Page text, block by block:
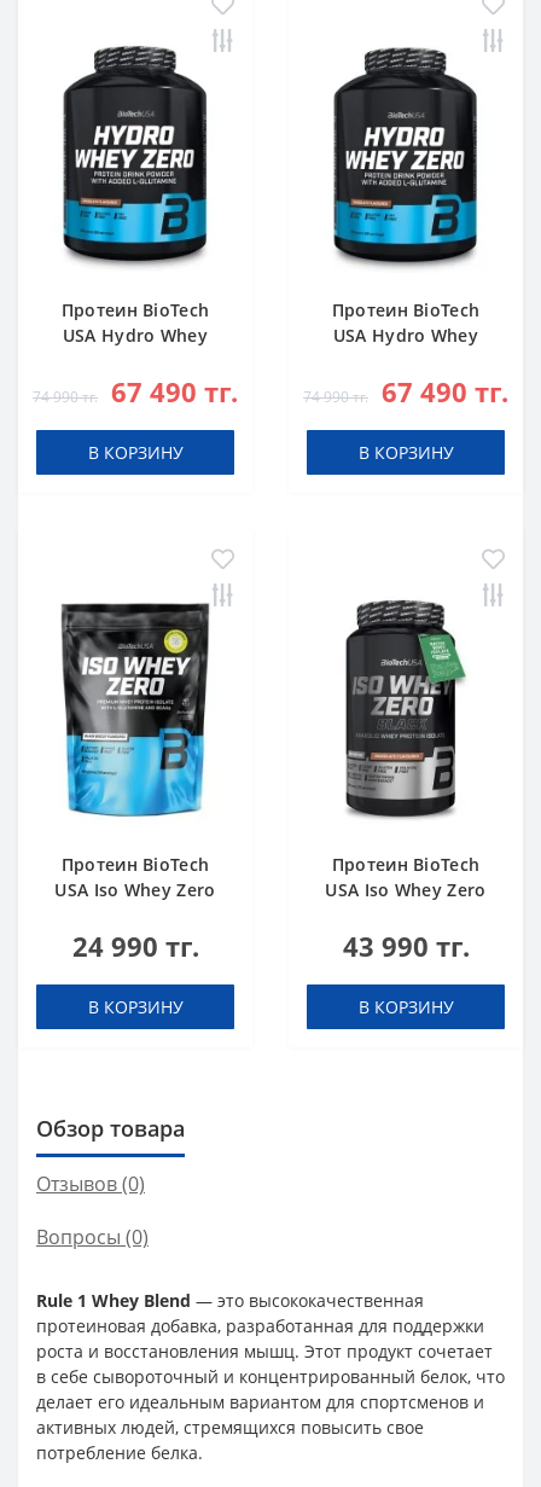
Протеин BioTech
USA Hydro Whey
g
74 990 тг. 67 490 тг.
В КОРЗИНУ
Протеин BioTech
USA Hydro Whey
74 990 тг. 67 490 тг.
В КОРЗИНУ
Протеин BioTech
USA Iso Whey Zero
454 g
24 990 тг.
В КОРЗИНУ
Протеин BioTech
USA Iso Whey Zero
43 990 тг.
В КОРЗИНУ
Обзор товара
Отзывов (0)
Вопросы (0)
Rule 1 Whey Blend — это высококачественная
протеиновая добавка, разработанная для поддержки
роста и восстановления мышц. Этот продукт сочетает
в себе сывороточный и концентрированный белок, что
делает его идеальным вариантом для спортсменов и
активных людей, стремящихся повысить свое
потребление белка.